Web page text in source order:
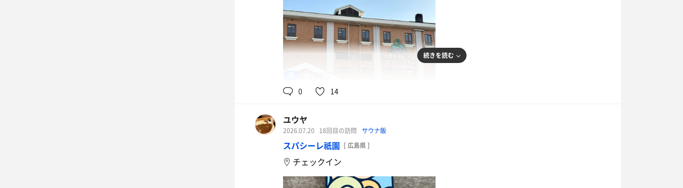
イオンウォーター
続きを読む
0 14
ユウヤ
2026.07.20 18回目の訪問 サウナ飯
スパシーレ祇園 [ 広島県 ]
チェックイン